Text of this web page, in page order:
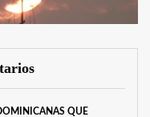
QUE